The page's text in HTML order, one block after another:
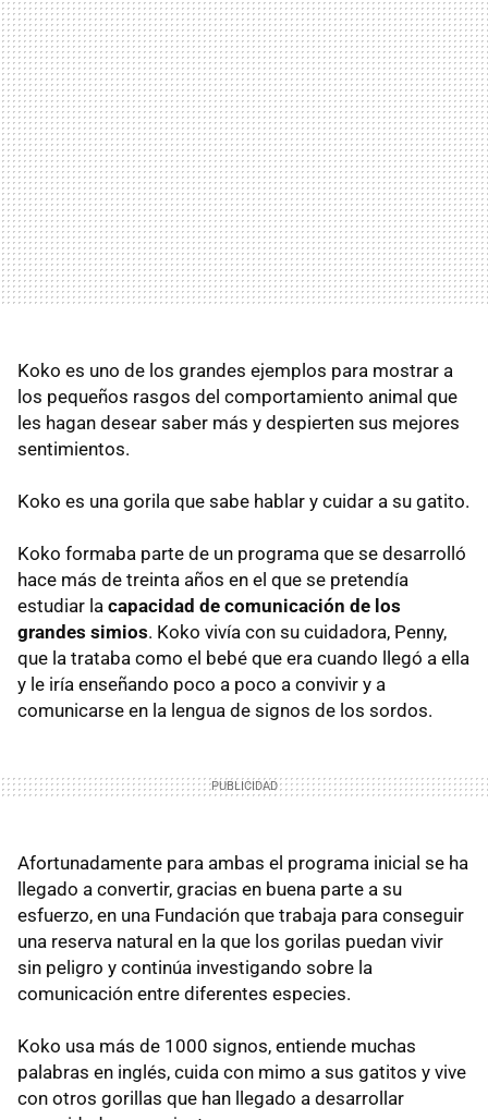
Koko es uno de los grandes ejemplos para mostrar a
los pequeños rasgos del comportamiento animal que
les hagan desear saber más y despierten sus mejores
sentimientos.
Koko es una gorila que sabe hablar y cuidar a su gatito.
Koko formaba parte de un programa que se desarrolló
hace más de treinta años en el que se pretendía
estudiar la capacidad de comunicación de los
grandes simios. Koko vivía con su cuidadora, Penny,
que la trataba como el bebé que era cuando llegó a ella
y le iría enseñando poco a poco a convivir y a
comunicarse en la lengua de signos de los sordos.
Afortunadamente para ambas el programa inicial se ha
llegado a convertir, gracias en buena parte a su
esfuerzo, en una Fundación que trabaja para conseguir
una reserva natural en la que los gorilas puedan vivir
sin peligro y continúa investigando sobre la
comunicación entre diferentes especies.
Koko usa más de 1000 signos, entiende muchas
palabras en inglés, cuida con mimo a sus gatitos y vive
con otros gorillas que han llegado a desarrollar